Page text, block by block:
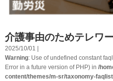
介護事由のためテレワ
2025/10/01 |
Warning: Use of undefined constant
Error in a future version of PHP) in /
content/themes/m-sr/taxonomy-